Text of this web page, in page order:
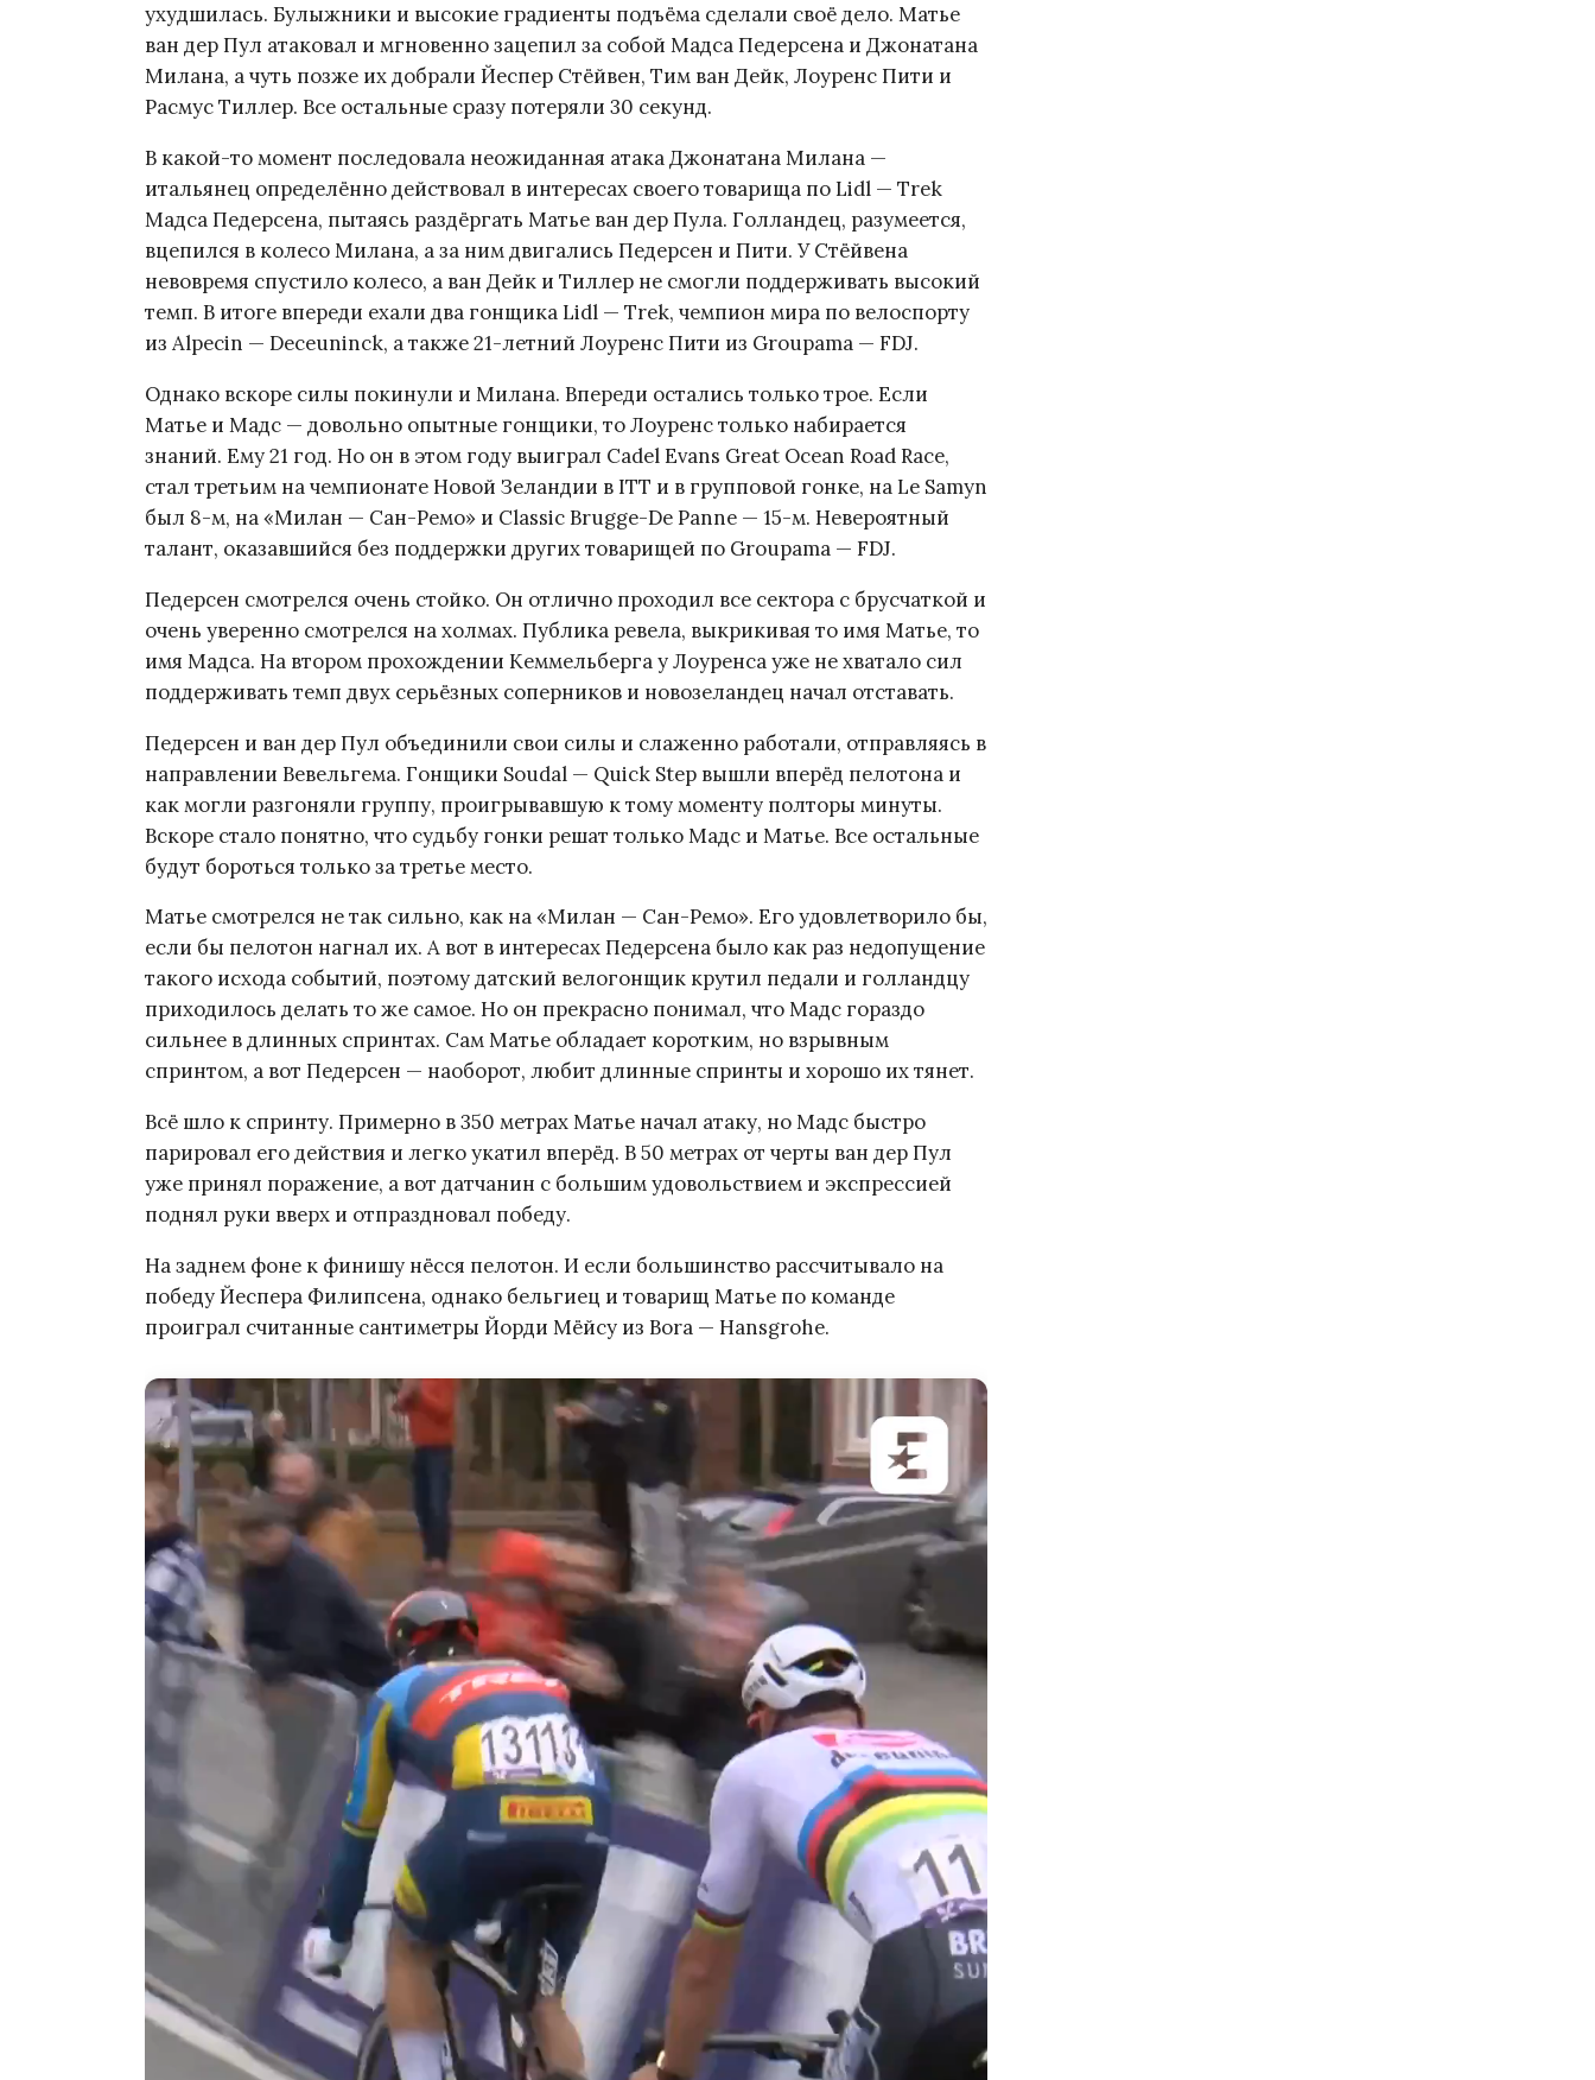
ухудшилась. Булыжники и высокие градиенты подъёма сделали своё дело. Матье
ван дер Пул атаковал и мгновенно зацепил за собой Мадса Педерсена и Джонатана
Милана, а чуть позже их добрали Йеспер Стёйвен, Тим ван Дейк, Лоуренс Пити и
Расмус Тиллер. Все остальные сразу потеряли 30 секунд.
В какой-то момент последовала неожиданная атака Джонатана Милана —
итальянец определённо действовал в интересах своего товарища по Lidl — Trek
Мадса Педерсена, пытаясь раздёргать Матье ван дер Пула. Голландец, разумеется,
вцепился в колесо Милана, а за ним двигались Педерсен и Пити. У Стёйвена
невовремя спустило колесо, а ван Дейк и Тиллер не смогли поддерживать высокий
темп. В итоге впереди ехали два гонщика Lidl — Trek, чемпион мира по велоспорту
из Alpecin — Deceuninck, а также 21-летний Лоуренс Пити из Groupama — FDJ.
Однако вскоре силы покинули и Милана. Впереди остались только трое. Если
Матье и Мадс — довольно опытные гонщики, то Лоуренс только набирается
знаний. Ему 21 год. Но он в этом году выиграл Cadel Evans Great Ocean Road Race,
стал третьим на чемпионате Новой Зеландии в ITT и в групповой гонке, на Le Samyn
был 8-м, на «Милан — Сан-Ремо» и Classic Brugge-De Panne — 15-м. Невероятный
талант, оказавшийся без поддержки других товарищей по Groupama — FDJ.
Педерсен смотрелся очень стойко. Он отлично проходил все сектора с брусчаткой и
очень уверенно смотрелся на холмах. Публика ревела, выкрикивая то имя Матье, то
имя Мадса. На втором прохождении Кеммельберга у Лоуренса уже не хватало сил
поддерживать темп двух серьёзных соперников и новозеландец начал отставать.
Педерсен и ван дер Пул объединили свои силы и слаженно работали, отправляясь в
направлении Вевельгема. Гонщики Soudal — Quick Step вышли вперёд пелотона и
как могли разгоняли группу, проигрывавшую к тому моменту полторы минуты.
Вскоре стало понятно, что судьбу гонки решат только Мадс и Матье. Все остальные
будут бороться только за третье место.
Матье смотрелся не так сильно, как на «Милан — Сан-Ремо». Его удовлетворило бы,
если бы пелотон нагнал их. А вот в интересах Педерсена было как раз недопущение
такого исхода событий, поэтому датский велогонщик крутил педали и голландцу
приходилось делать то же самое. Но он прекрасно понимал, что Мадс гораздо
сильнее в длинных спринтах. Сам Матье обладает коротким, но взрывным
спринтом, а вот Педерсен — наоборот, любит длинные спринты и хорошо их тянет.
Всё шло к спринту. Примерно в 350 метрах Матье начал атаку, но Мадс быстро
парировал его действия и легко укатил вперёд. В 50 метрах от черты ван дер Пул
уже принял поражение, а вот датчанин с большим удовольствием и экспрессией
поднял руки вверх и отпраздновал победу.
На заднем фоне к финишу нёсся пелотон. И если большинство рассчитывало на
победу Йеспера Филипсена, однако бельгиец и товарищ Матье по команде
проиграл считанные сантиметры Йорди Мёйсу из Bora — Hansgrohe.